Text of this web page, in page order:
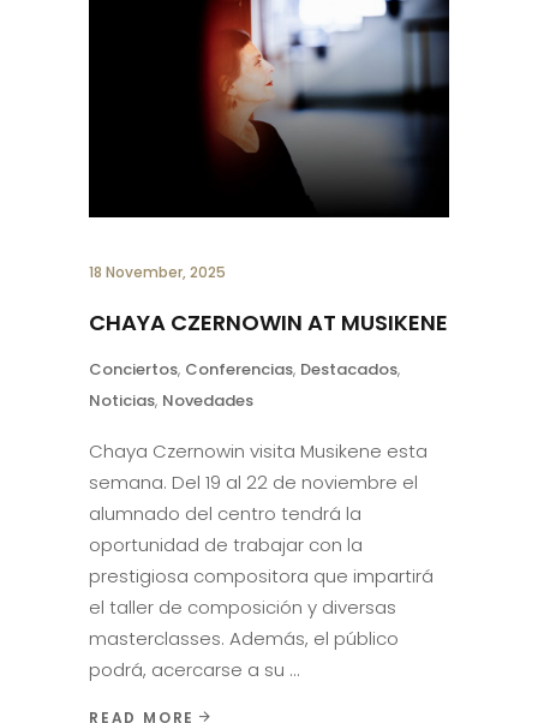
18 November, 2025
CHAYA CZERNOWIN AT MUSIKENE
Conciertos, Conferencias, Destacados,
Noticias, Novedades
Chaya Czernowin visita Musikene esta
semana. Del 19 al 22 de noviembre el
alumnado del centro tendrá la
oportunidad de trabajar con la
prestigiosa compositora que impartirá
el taller de composición y diversas
masterclasses. Además, el público
podrá, acercarse a su
READ MORE